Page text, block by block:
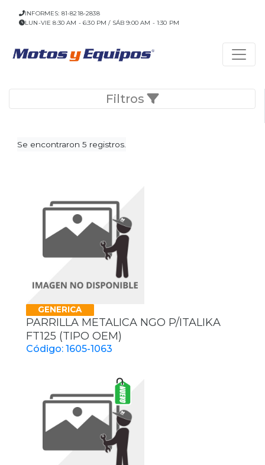
INFORMES: 81-8218-2838
LUN-VIE 8:30 AM - 6:30 PM / SÁB 9:00 AM - 1:30 PM
Filtros
Se encontraron 5 registros.
GENERICA
PARRILLA METALICA NGO P/ITALIKA
FT125 (TIPO OEM)
Código: 1605-1063